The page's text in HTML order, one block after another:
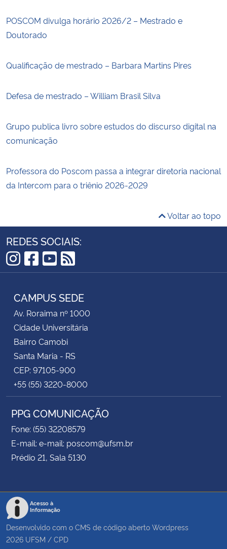
POSCOM divulga horário 2026/2 – Mestrado e
Doutorado
Qualificação de mestrado – Barbara Martins Pires
Defesa de mestrado – William Brasil Silva
Grupo publica livro sobre estudos do discurso digital na
comunicação
Professora do Poscom passa a integrar diretoria nacional
da Intercom para o triênio 2026-2029
Voltar ao topo
REDES SOCIAIS:
Instagram
Facebook
YouTube
RSS
CAMPUS SEDE
Av. Roraima nº 1000
Cidade Universitária
Bairro Camobi
Santa Maria - RS
CEP: 97105-900
+55 (55) 3220-8000
PPG COMUNICAÇÃO
Fone: (55) 32208579
E-mail: e-mail: poscom@ufsm.br
Prédio 21, Sala 5130
Acesso à
Informação
Desenvolvido com o CMS de código aberto Wordpress
2026 UFSM / CPD